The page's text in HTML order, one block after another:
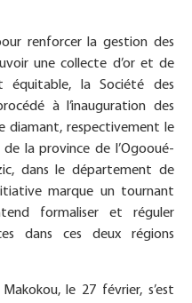
renforcer la gestion des
une collecte d’or et de
équitable, la Société des
à l’inauguration des
diamant, respectivement le
la province de l’Ogooué-
dans le département de
marque un tournant
formaliser et réguler
dans ces deux régions
le 27 février, s’est